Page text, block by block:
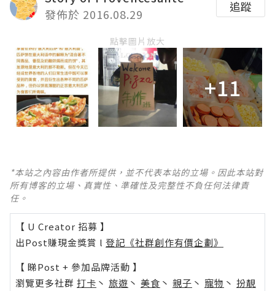
發佈於 2016.08.29
追蹤
點擊圖片放大
+11
*本站之內容由作者所提供，並不代表本站的立場。因此本站對
所有博客的立場、真實性、準確性及完整性不負任何法律責
任。
【 U Creator 招募 】
出Post賺現金獎賞 l 登記《社群創作有價企劃》
【 睇Post + 參加品牌活動 】
瀏覽更多社群 打卡 丶 旅遊 丶 美食 丶 親子 丶 寵物 丶 扮靚